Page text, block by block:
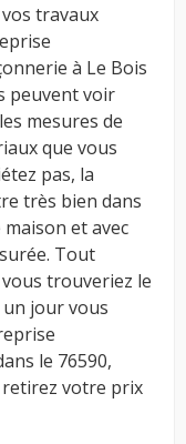
travaux
à Le Bois
peuvent voir
mesures de
que vous
pas, la
très bien dans
et avec
Tout
trouveriez le
jour vous
le 76590,
retirez votre prix